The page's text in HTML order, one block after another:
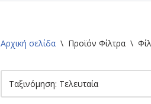
Αρχική σελίδα \ Προϊόν Φίλτρα \